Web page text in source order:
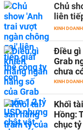
Chủ
liên
KINH DOANH
Điều gì
Grab
chưa
KINH DOANH
Khối
Hồng:
chục